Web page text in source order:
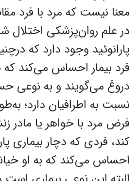
معنا نیست که مرد با فرد
در علم روان‌پزشکی اختلال
پارانوئید وجود دارد که
فرد بیمار احساس می‌کند که
دروغ می‌گویند و به نوعی
نسبت به اطرافیان دارد؛
فرض مرد با خواهر یا
کند، فردی که دچار بیماری
احساس می‌کند که به او